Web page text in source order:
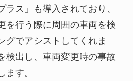
ス」も導入されており、
を行う際に周囲の車両を検
グでアシストしてくれま
検出し、車両変更時の事故
す。